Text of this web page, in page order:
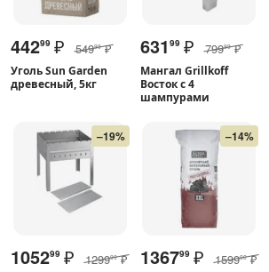
44299 ₽ 54999 ₽
Уголь Sun Garden
древесный, 5кг
631 99 ₽ 79999 ₽
Мангал Grillkoff
Восток с 4
шампурами
–19%
105299 ₽ 129999 ₽
–14%
136799 ₽ 159900 ₽